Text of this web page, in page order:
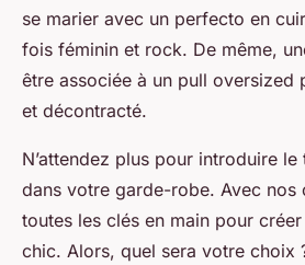
se marier avec un perfecto en
fois féminin et rock. De même,
être associée à un pull oversized
et décontracté.
N’attendez plus pour introduire
dans votre garde-robe. Avec nos
toutes les clés en main pour
chic. Alors, quel sera votre choix